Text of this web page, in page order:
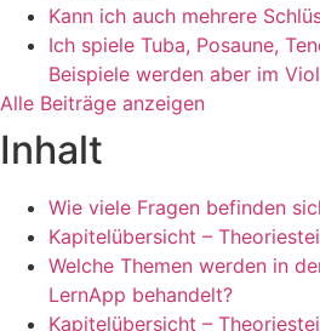
Kann ich auch mehrere
Ich spiele Tuba, Posaune,
Beispiele werden aber im
Alle Beiträge anzeigen
Inhalt
Wie viele Fragen befinden
Kapitelübersicht –
Welche Themen werden in
LernApp behandelt?
Kapitelübersicht –